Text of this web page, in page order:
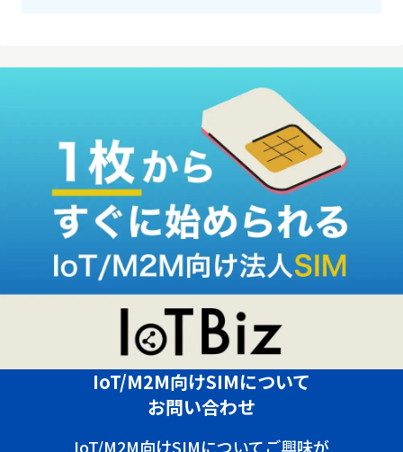
IoT/M2M向けSIMについて
お問い合わせ
IoT/M2M向けSIMについてご興味が